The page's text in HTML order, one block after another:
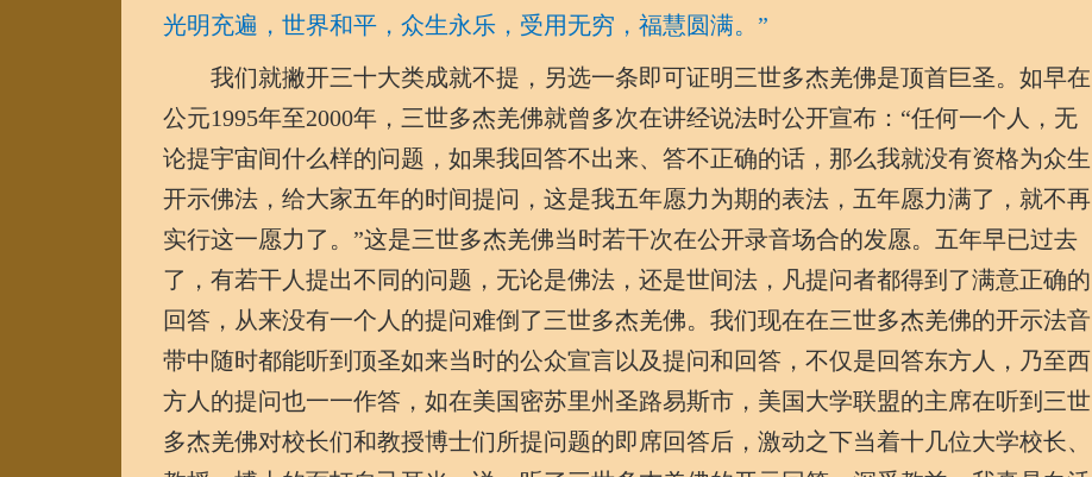
光明充遍，世界和平，众生永乐，受用无穷，福慧圆满。”
我们就撇开三十大类成就不提，另选一条即可证明三世多杰羌佛是顶首巨圣。如早在
公元1995年至2000年，三世多杰羌佛就曾多次在讲经说法时公开宣布：“任何一个人，无
论提宇宙间什么样的问题，如果我回答不出来、答不正确的话，那么我就没有资格为众生
开示佛法，给大家五年的时间提问，这是我五年愿力为期的表法，五年愿力满了，就不再
实行这一愿力了。”这是三世多杰羌佛当时若干次在公开录音场合的发愿。五年早已过去
了，有若干人提出不同的问题，无论是佛法，还是世间法，凡提问者都得到了满意正确的
回答，从来没有一个人的提问难倒了三世多杰羌佛。我们现在在三世多杰羌佛的开示法音
带中随时都能听到顶圣如来当时的公众宣言以及提问和回答，不仅是回答东方人，乃至西
方人的提问也一一作答，如在美国密苏里州圣路易斯市，美国大学联盟的主席在听到三世
多杰羌佛对校长们和教授博士们所提问题的即席回答后，激动之下当着十几位大学校长、